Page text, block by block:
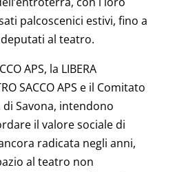
palcoscenici estivi, fino a
al teatro.
APS, la LIBERA
SACCO APS e il Comitato
di Savona, intendono
il valore sociale di
radicata negli anni,
al teatro non